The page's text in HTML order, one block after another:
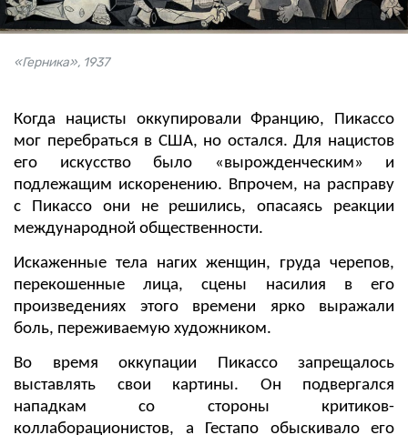
«Герника», 1937
Когда нацисты оккупировали Францию, Пикассо
мог перебраться в США, но остался. Для нацистов
его искусство было «вырожденческим» и
подлежащим искоренению. Впрочем, на расправу
с Пикассо они не решились, опасаясь реакции
международной общественности.
Искаженные тела нагих женщин, груда черепов,
перекошенные лица, сцены насилия в его
произведениях этого времени ярко выражали
боль, переживаемую художником.
Во время оккупации Пикассо запрещалось
выставлять свои картины. Он подвергался
нападкам со стороны критиков-
коллаборационистов, а Гестапо обыскивало его